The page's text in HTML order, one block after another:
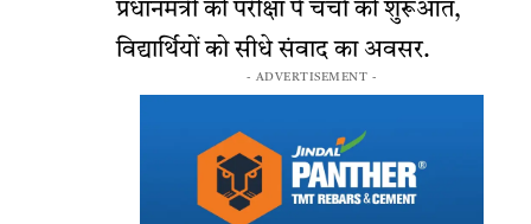
प्रधानमंत्री की परीक्षा पे चर्चा की शुरूआत,
विद्यार्थियों को सीधे संवाद का अवसर.
- ADVERTISEMENT -